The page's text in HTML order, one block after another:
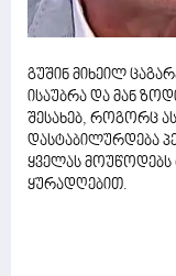
გუშინ მიხეილ
ისაუბრა და მან
შესახებ, როგორც
დასტაბილურდება
ყველას
ყურადღებით.